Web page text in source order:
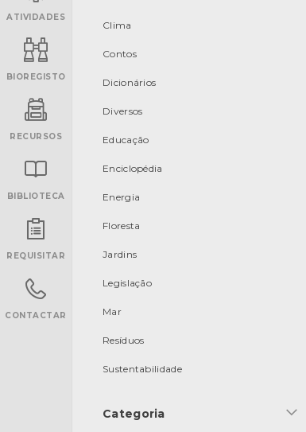
ATIVIDADES
BIOREGISTO
RECURSOS
BIBLIOTECA
REQUISITAR
CONTACTAR
Clima
Contos
Dicionários
Diversos
Educação
Enciclopédia
Energia
Floresta
Jardins
Legislação
Mar
Resíduos
Sustentabilidade
Categoria